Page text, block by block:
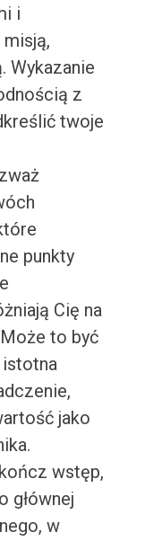
i
Wykazanie
z
twoje
punkty
Cię na
to być
jako
wstęp,
głównej
w